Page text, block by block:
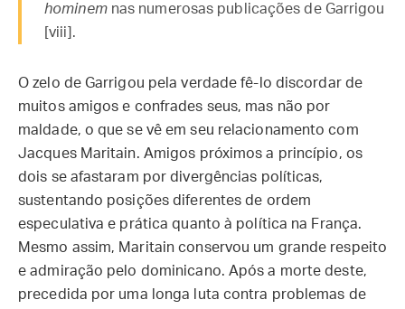
hominemnas numerosas publicações de Garrigou
[viii].
O zelo de Garrigou pela verdade fê-lo discordar de
muitos amigos e confrades seus, mas não por
maldade, o que se vê em seu relacionamento com
Jacques Maritain. Amigos próximos a princípio, os
dois se afastaram por divergências políticas,
sustentando posições diferentes de ordem
especulativa e prática quanto à política na França.
Mesmo assim, Maritain conservou um grande respeito
e admiração pelo dominicano. Após a morte deste,
precedida por uma longa luta contra problemas de